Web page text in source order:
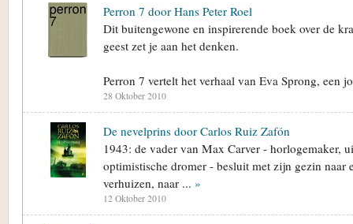
Perron 7 door Hans Peter Roel
Dit buitengewone en inspirerende boek over de
geest zet je aan het denken.
Perron 7 vertelt het verhaal van Eva Sprong, een
28 Oktober 2010
De nevelprins door Carlos Ruiz Zafón
1943: de vader van Max Carver - horlogemaker,
optimistische dromer - besluit met zijn gezin naar
verhuizen, naar ... »
12 Oktober 2010